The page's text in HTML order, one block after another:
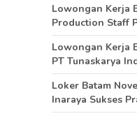
Lowongan Kerja
Production Staff
Lowongan Kerja
PT Tunaskarya
Loker Batam
Inaraya Sukses